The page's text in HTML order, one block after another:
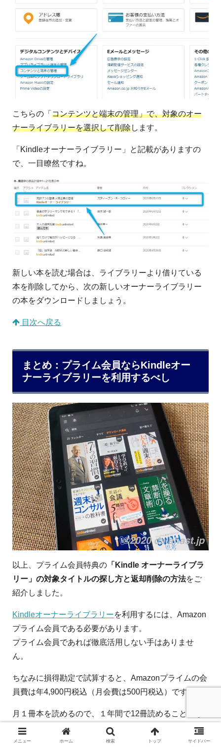
こちらの「 コンテンツと端末の管理」で、対象のオー
ナーライブラリーを選択して削除します。
「Kindleオーナーライブラリー」と記載がありますの
で、一目瞭然ですね。
新しい本を読む場合は、ライブラリーより借りている
本を削除してから、次の新しいオーナーライブラリー
の本をダウンロードしましょう。
目次へ戻る
まとめ：プライム会員ならKindleオー
ナーライブラリーを利用するべし
以上、プライム会員特典の 「Kindle オーナーライブラ
リー」の対象タイトルの探し方と返却削除の方法をご
紹介しました。
Kindleオーナーライブラリーを利用するには、Amazon
プライム会員である必要があります。
プライム会員であれば徹底活用しない手はありませ
ん。
ちなみに損得勘定で試算すると、Amazonプライムの会
員費は年4,900円税込（月会費は500円税込）です。
月１冊本を読めるので、１年間で12冊読めることにな
り、１冊400円以上の本を読めれば元が取れることにな
ります。
メニュー ホーム 検索 トップ サイドバー